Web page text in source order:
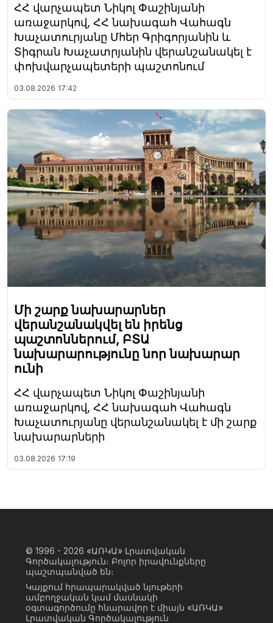
ՀՀ վարչապետ Նիկոլ Փաշինյանի
առաջարկով, ՀՀ նախագահ Վահագն
Խաչատուրյանը Մհեր Գրիգորյանին և
Տիգրան Խաչատրյանին վերանշանակել է
փոխվարչապետերի պաշտոնում
03.08.2026 17:42
Մի շարք նախարարներ
վերանշանակվել են իրենց
պաշտոններում, ԲՏԱ
նախարարությունը նոր նախարար
ունի
ՀՀ վարչապետ Նիկոլ Փաշինյանի
առաջարկով, ՀՀ նախագահ Վահագն
Խաչատուրյանը վերանշանակել է մի շարք
նախարարների
03.08.2026 17:19
© 1996 - 2026 «ԱՌԿԱ» Լրատվական
Գործակալություն։ Բոլոր իրավունքները
պաշտպանված են։
Կայքում հրապարակված նյութերի
ամբողջական կամ մասնակի
օգտագործումը հնարավոր է միայն «ԱՌԿԱ»
Լրատվական Գործակալություն